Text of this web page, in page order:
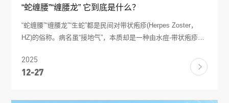
“蛇缠腰”“缠腰龙” 它到底是什么？
“蛇缠腰”“缠腰龙”“生蛇”都是民间对带状疱疹(Herpes Zoster，
HZ)的俗称。病名虽“接地气”，本质却是一种由水痘-带状疱疹病
乎所有 50 岁以上成人体内都潜伏着 VZV——它来自我们小时
候得过的水痘(或隐性感染)。水痘痊愈后，病毒并未被清除，而
“苏醒”? 只要机体细胞免疫出现“漏洞”，病毒就可能再次复制并
2025
12-27